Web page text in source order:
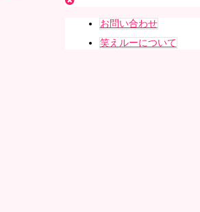
お問い合わせ
笑えルーについて